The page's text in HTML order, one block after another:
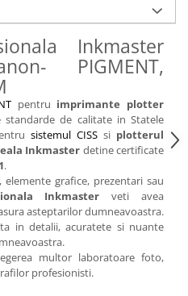
Inkmaster
PIGMENT,
pentru imprimante plotter
de calitate in Statele
sistemul CISSsi plotterul
Inkmaster detine certificate
.
grafice, prezentari sau
Inkmaster veti avea
asteptarilor dumneavoastra.
in detalii, acuratete si nuante
multor laboratoare foto,
profesionisti.